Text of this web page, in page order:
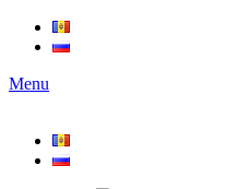
Menu